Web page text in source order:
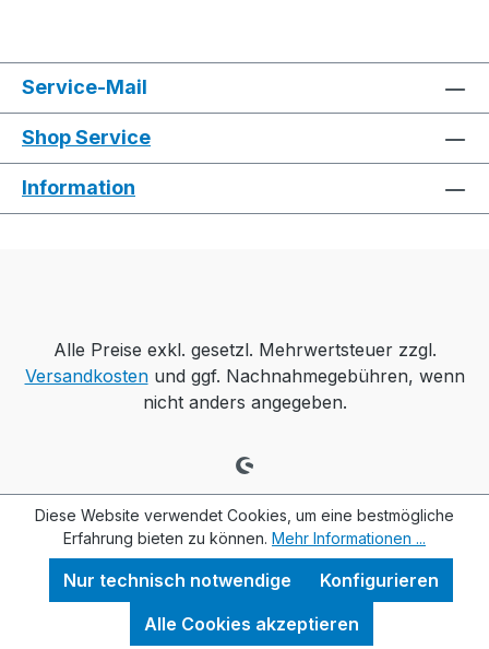
Service-Mail
Shop Service
Information
Alle Preise exkl. gesetzl. Mehrwertsteuer zzgl.
Versandkostenund ggf. Nachnahmegebühren, wenn
nicht anders angegeben.
Diese Website verwendet Cookies, um eine bestmögliche
Erfahrung bieten zu können. Mehr Informationen ...
Nur technisch notwendige
Konfigurieren
Alle Cookies akzeptieren